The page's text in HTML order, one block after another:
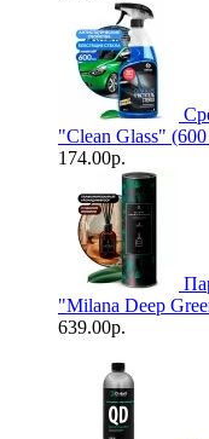
"Clean Glass"
174.00р.
"Milana Deep
639.00р.